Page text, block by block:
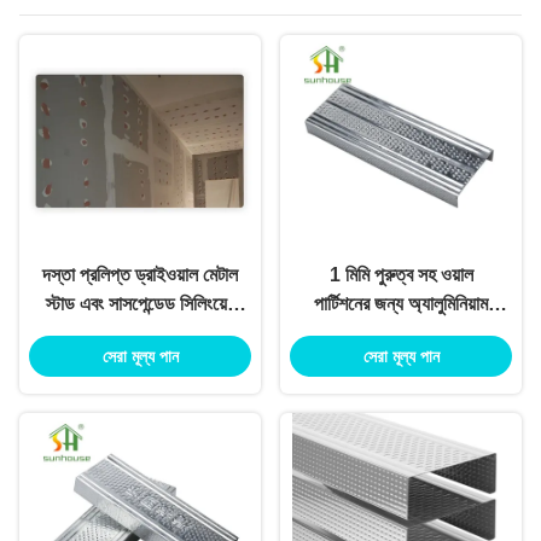
দস্তা প্রলিপ্ত ড্রাইওয়াল মেটাল
স্টাড এবং সাসপেন্ডেড সিলিংয়ের
জন্য ট্র্যাক
সেরা মূল্য পান
1 মিমি পুরুত্ব সহ ওয়াল
পার্টিশনের জন্য অ্যালুমিনিয়াম
অ্যালয় মেটাল স্টুড ফুরিং
সেরা মূল্য পান